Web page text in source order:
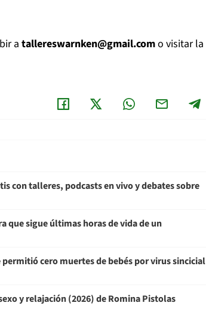
a tallereswarnken@gmail.como visitar la
con talleres, podcasts en vivo y debates sobre
que sigue últimas horas de vida de un
cero muertes de bebés por virus sincicial
y relajación (2026) de Romina Pistolas